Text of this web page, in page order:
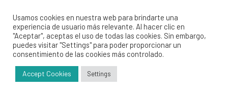
Usamos cookies en nuestra web para brindarte una
experiencia de usuario más relevante. Al hacer clic en
"Aceptar", aceptas el uso de todas las cookies. Sin embargo,
puedes visitar "Settings" para poder proporcionar un
consentimiento de las cookies más controlado.
Accept Cookies Settings